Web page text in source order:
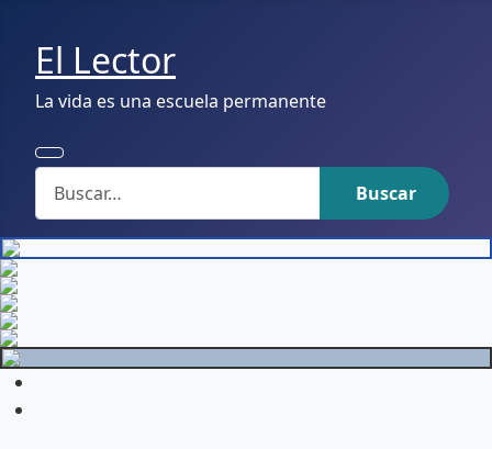
El Lector
La vida es una escuela permanente
Buscar
Buscar